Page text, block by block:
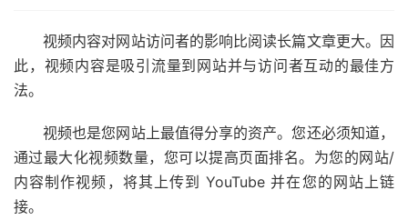
视频内容对网站访问者的影响比阅读长篇文章更大。因
此，视频内容是吸引流量到网站并与访问者互动的最佳方
法。
视频也是您网站上最值得分享的资产。您还必须知道，
通过最大化视频数量，您可以提高页面排名。为您的网站/
内容制作视频，将其上传到 YouTube 并在您的网站上链
接。